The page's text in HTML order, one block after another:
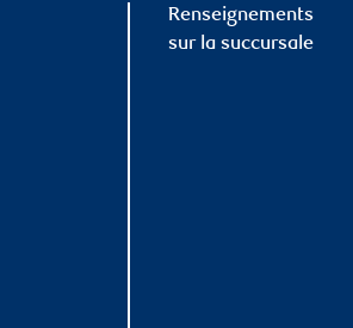
Renseignements
sur la succursale